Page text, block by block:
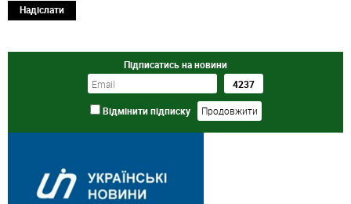
Надіслати
Підписатись на новини
Відмінити підписку